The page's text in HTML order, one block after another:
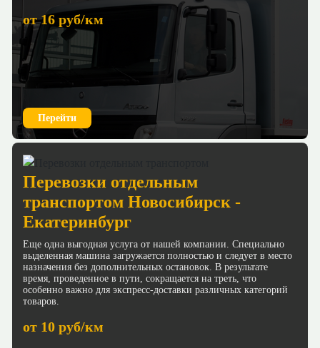
от 16 руб/км
Перейти
Перевозки отдельным
транспортом Новосибирск -
Екатеринбург
Еще одна выгодная услуга от нашей компании. Специально
выделенная машина загружается полностью и следует в место
назначения без дополнительных остановок. В результате
время, проведенное в пути, сокращается на треть, что
особенно важно для экспресс-доставки различных категорий
товаров.
от 10 руб/км